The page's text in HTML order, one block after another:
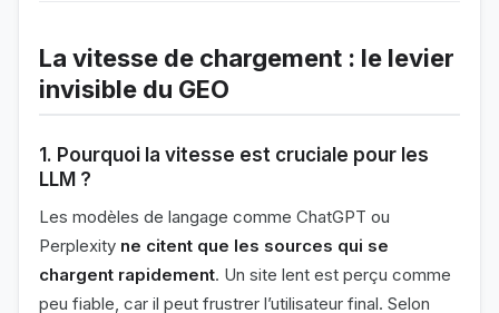
La vitesse de chargement : le levier
invisible du GEO
1. Pourquoi la vitesse est cruciale pour les
LLM ?
Les modèles de langage comme ChatGPT ou
Perplexity ne citent que les sources qui se
chargent rapidement. Un site lent est perçu comme
peu fiable, car il peut frustrer l’utilisateur final. Selon